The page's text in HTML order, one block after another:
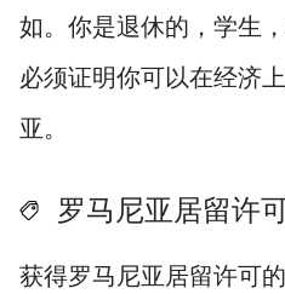
如。你是退休的，学生
必须证明你可以在经济
亚。
罗马尼亚居留许
获得罗马尼亚居留许可